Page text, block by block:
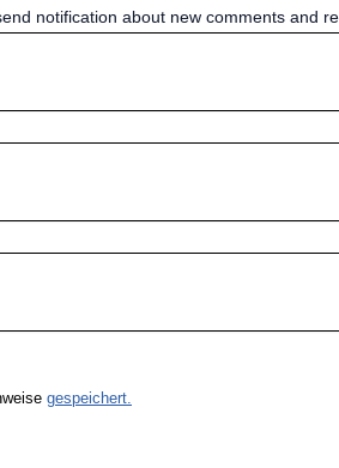
notification about new comments and
gespeichert.